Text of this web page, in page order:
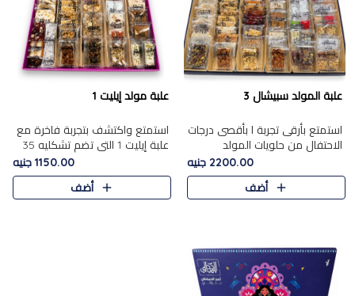
علبة المولد سبيشال 3
استمتع بأرقى تجربة ا بأقصى درجات
الاحتفال من حلويات المولد
المصريه الأصيلة مع هذه الفخامة
مع علبة سبيشال 3 التي تضم 56
قطعة من تشكيلة استثن..
2200.00 جنيه
أضف
علبة مولد إيليت 1
استمتع واكتشف بتجربة فاخرة مع
علبة إيليت 1 التي تضم تشكليه 35
قطعة من أرقى حلويات المولد
المصري الأصيلة ,معروضة بشكل
جميل في علبة أنيقة ، في..
1150.00 جنيه
أضف